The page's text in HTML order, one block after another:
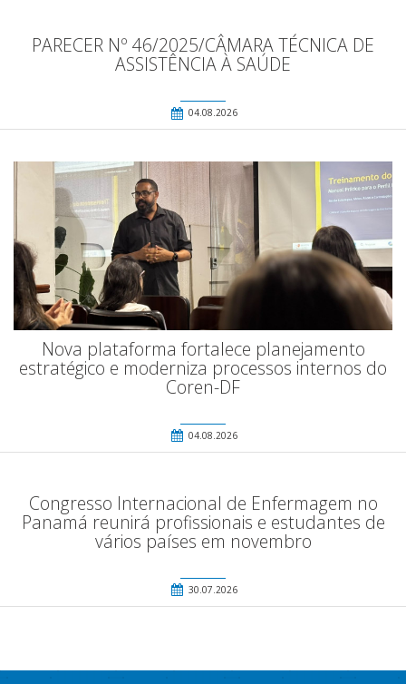
PARECER Nº 46/2025/CÂMARA TÉCNICA DE
ASSISTÊNCIA À SAÚDE
04.08.2026
Nova plataforma fortalece planejamento
estratégico e moderniza processos internos do
Coren-DF
04.08.2026
Congresso Internacional de Enfermagem no
Panamá reunirá profissionais e estudantes de
vários países em novembro
30.07.2026